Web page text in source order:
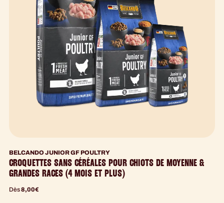
BELCANDO JUNIOR GF POULTRY
CROQUETTES SANS CÉRÉALES POUR CHIOTS DE MOYENNE &
GRANDES RACES (4 MOIS ET PLUS)
Dès8,00€